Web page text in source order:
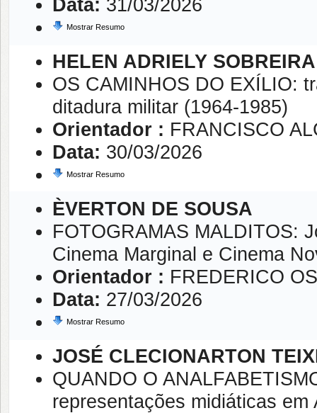
Data: 31/03/2026
Mostrar Resumo
HELEN ADRIELY
OS CAMINHOS DO EXÍLIO:
ditadura militar (1964-1985)
Orientador : FRANCISCO
Data: 30/03/2026
Mostrar Resumo
ÈVERTON DE SOUSA
FOTOGRAMAS MALDITOS:
Cinema Marginal e Cinema
Orientador : FREDERICO
Data: 27/03/2026
Mostrar Resumo
JOSÉ CLECIONARTON
QUANDO O
representações midiáticas em